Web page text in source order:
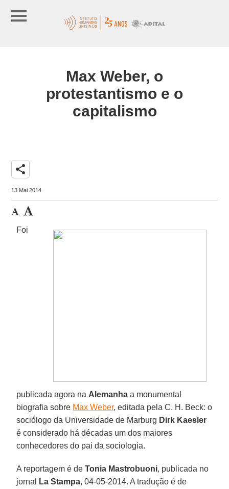
Max Weber, o
protestantismo e o
capitalismo
share
13 Mai 2014
Foi
publicada agora na Alemanha a monumental
biografia sobre Max Weber, editada pela C. H. Beck: o
sociólogo da Universidade de Marburg Dirk Kaesler
é considerado há décadas um dos maiores
conhecedores do pai da sociologia.
A reportagem é deTonia Mastrobuoni, publicada no
jornal
La Stampa, 04-05-2014. A tradução é de